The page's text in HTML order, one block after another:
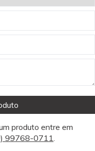
produto entre em
99768-0711.